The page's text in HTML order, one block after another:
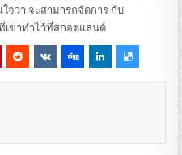
จว่า จะสามารถจัดการ กับ
เขาทำไว้ที่สกอตแลนด์